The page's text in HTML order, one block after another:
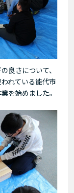
良さについて、
れている能代市
を始めました。